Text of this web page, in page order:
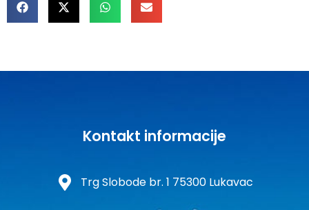
Kontakt informacije
Trg Slobode br. 1 75300 Lukavac